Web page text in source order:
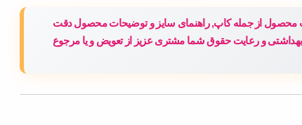
محصول از جمله کاپ, راهنمای سایز و توضیحات محصول دقت
بهداشتی و رعایت حقوق شما مشتری عزیز از تعویض و یا مرجوع